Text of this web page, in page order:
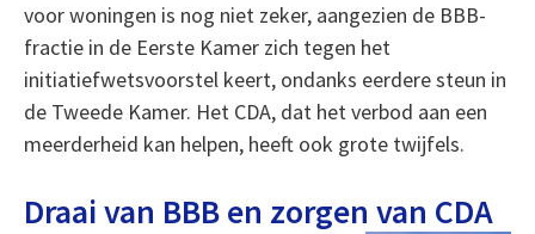
voor woningen is nog niet zeker, aangezien de BBB-
fractie in de Eerste Kamer zich tegen het
initiatiefwetsvoorstel keert, ondanks eerdere steun in
de Tweede Kamer. Het CDA, dat het verbod aan een
meerderheid kan helpen, heeft ook grote twijfels.
Draai van BBB en zorgen van CDA